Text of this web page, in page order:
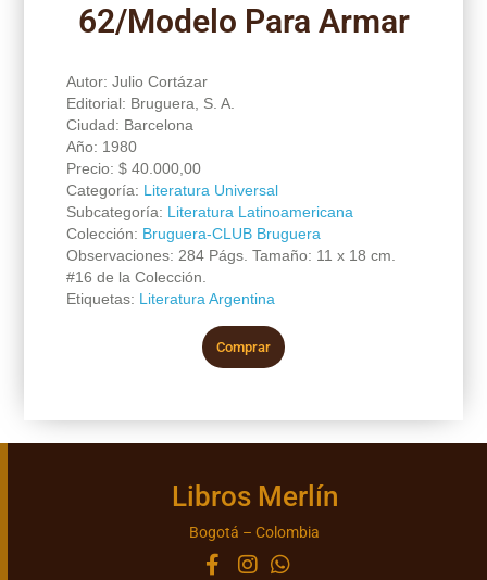
62/Modelo Para Armar
Autor: Julio Cortázar
Editorial: Bruguera, S. A.
Ciudad: Barcelona
Año: 1980
Precio: $40.000,00
Categoría: Literatura Universal
Subcategoría: Literatura Latinoamericana
Colección: Bruguera-CLUB Bruguera
Observaciones: 284 Págs. Tamaño: 11 x 18 cm.
#16 de la Colección.
Etiquetas: Literatura Argentina
Comprar
Libros Merlín
Bogotá – Colombia